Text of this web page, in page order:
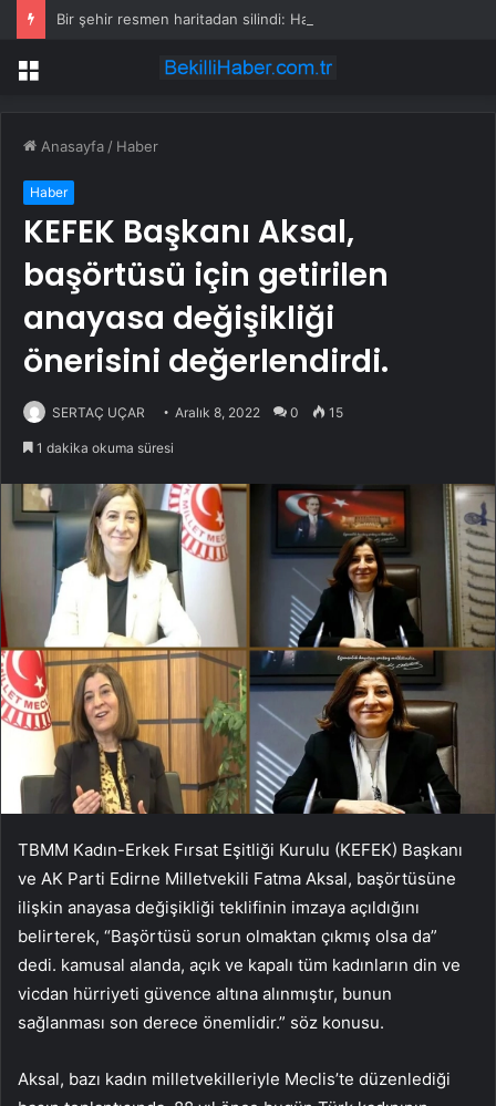
Bir şehir resmen haritadan silindi: Halk tahliye edildi
Menü
Anasayfa / Haber
Haber
KEFEK Başkanı Aksal,
başörtüsü için getirilen
anayasa değişikliği
önerisini değerlendirdi.
SERTAÇ UÇAR Aralık 8, 2022 0 15
1 dakika okuma süresi
TBMM Kadın-Erkek Fırsat Eşitliği Kurulu (KEFEK) Başkanı
ve AK Parti Edirne Milletvekili Fatma Aksal, başörtüsüne
ilişkin anayasa değişikliği teklifinin imzaya açıldığını
belirterek, “Başörtüsü sorun olmaktan çıkmış olsa da”
dedi. kamusal alanda, açık ve kapalı tüm kadınların din ve
vicdan hürriyeti güvence altına alınmıştır, bunun
sağlanması son derece önemlidir.” söz konusu.
Aksal, bazı kadın milletvekilleriyle Meclis’te düzenlediği